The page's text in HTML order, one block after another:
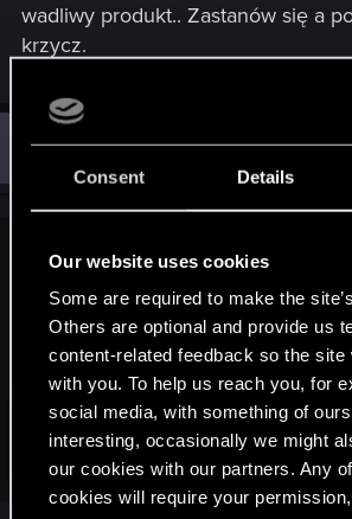
Consent Details
Our website uses cookies
Some are required to make the
Others are optional and provide us
content-related feedback so the
with you. To help us reach you, for
social media, with something of
interesting, occasionally we might
our cookies with our partners. Any
cookies will require your
wadliwy produkt.. Zastanów się a
krzycz.
G GosuPL
wwad said:
Ja bym wam mógł ten plik na google
obawiam się że to bez sensu bo sam
5min mod pewno linka skasuje
Jak by
sami by dawno go udostępnili wszystkim
choćby na pw dziwi mnie bierna postawa.
to cud że sam nie padłem ofiarą tego
nie pogram bo czekam na stery od AMD
podołali.